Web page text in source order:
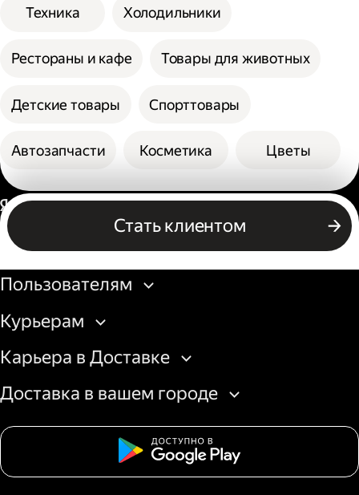
Техника Холодильники
Рестораны и кафе Товары для животных
Детские товары Спорттовары
Автозапчасти Косметика Цветы
Стать клиентом
Россия
Бизнесу
Пользователям
Курьерам
Карьера в Доставке
Доставка в вашем городе